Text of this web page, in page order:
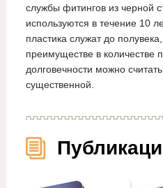
службы фитингов из черной
используются в течение 10
пластика служат до
преимуществе в количестве
долговечности можно
существенной.